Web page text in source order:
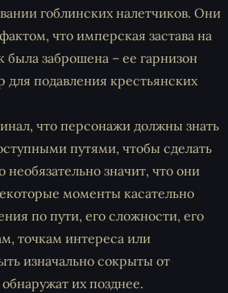
гоблинских налетчиков. Они
что имперская застава на
была заброшена – ее гарнизон
для подавления крестьянских
что персонажи должны знать
путями, чтобы сделать
значит, что они
моменты касательно
по пути, его сложности, его
точкам интереса или
изначально сокрыты от
их позднее.